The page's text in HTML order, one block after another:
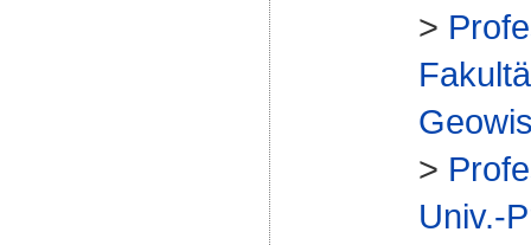
>
>
Univ.-